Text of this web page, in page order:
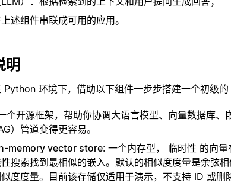
述组件串联成可用的应用。
明
环境下，借助以下组件一步步搭建一个初级的
个开源框架，帮助你协调大语言模型、向量数据库、
）管道变得更容易。
memory vector store: 一个内存型， 临时性 的向
搜索找到最相似的嵌入。默认的相似度度量是余弦
度度量。目前该存储仅适用于演示，不支持 ID 或